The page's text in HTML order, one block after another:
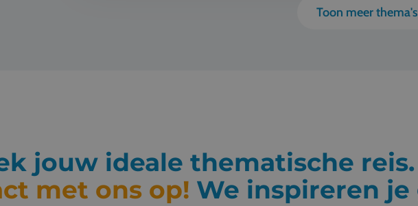
Toon meer thema's
jouw ideale thematische reis.
met ons op! We inspireren je